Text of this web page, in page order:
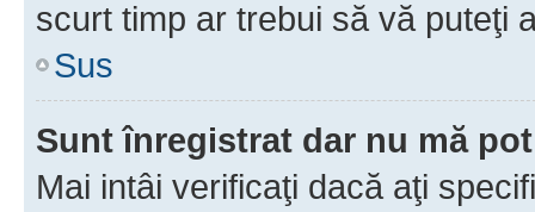
scurt timp ar trebui să vă puteţi
Sus
Sunt înregistrat dar nu mă
Mai intâi verificaţi dacă aţi